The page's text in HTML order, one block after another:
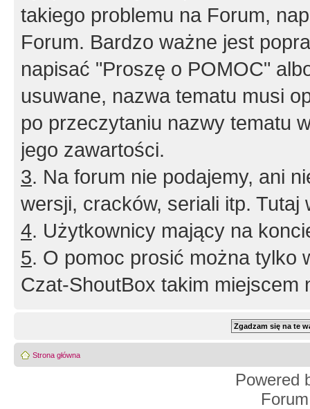
takiego problemu na Forum,
Forum. Bardzo ważne jest
napisać "Proszę o POMOC"
usuwane, nazwa tematu musi
po przeczytaniu nazwy tematu
jego zawartości.
3. Na forum nie podajemy, ani
wersji, cracków, seriali itp. Tutaj
4. Użytkownicy mający na
5. O pomoc prosić można tylko
Czat-ShoutBox takim miejscem
Strona główna
Powered